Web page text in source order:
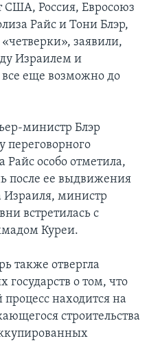
США, Россия, Евросоюз
Райс и Тони Блэр,
заявили,
Израилем и
еще возможно до
министр Блэр
переговорного
Райс особо отметила,
после ее выдвижения
Израиля, министр
встретилась с
Куреи.
также отвергла
государств о том, что
находится на
строительства